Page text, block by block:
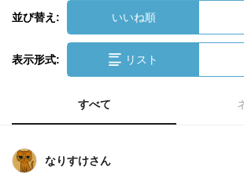
並び替え: いいね順
表示形式: リスト
すべて
なりすけさん